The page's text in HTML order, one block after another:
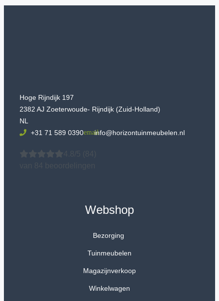
Hoge Rijndijk 197
2382 AJ Zoeterwoude- Rijndijk (Zuid-Holland)
NL
+31 71 589 0390
info@horizontuinmeubelen.nl
4.8/5
(84)
van 84 beoordelingen
Webshop
Bezorging
Tuinmeubelen
Magazijnverkoop
Winkelwagen